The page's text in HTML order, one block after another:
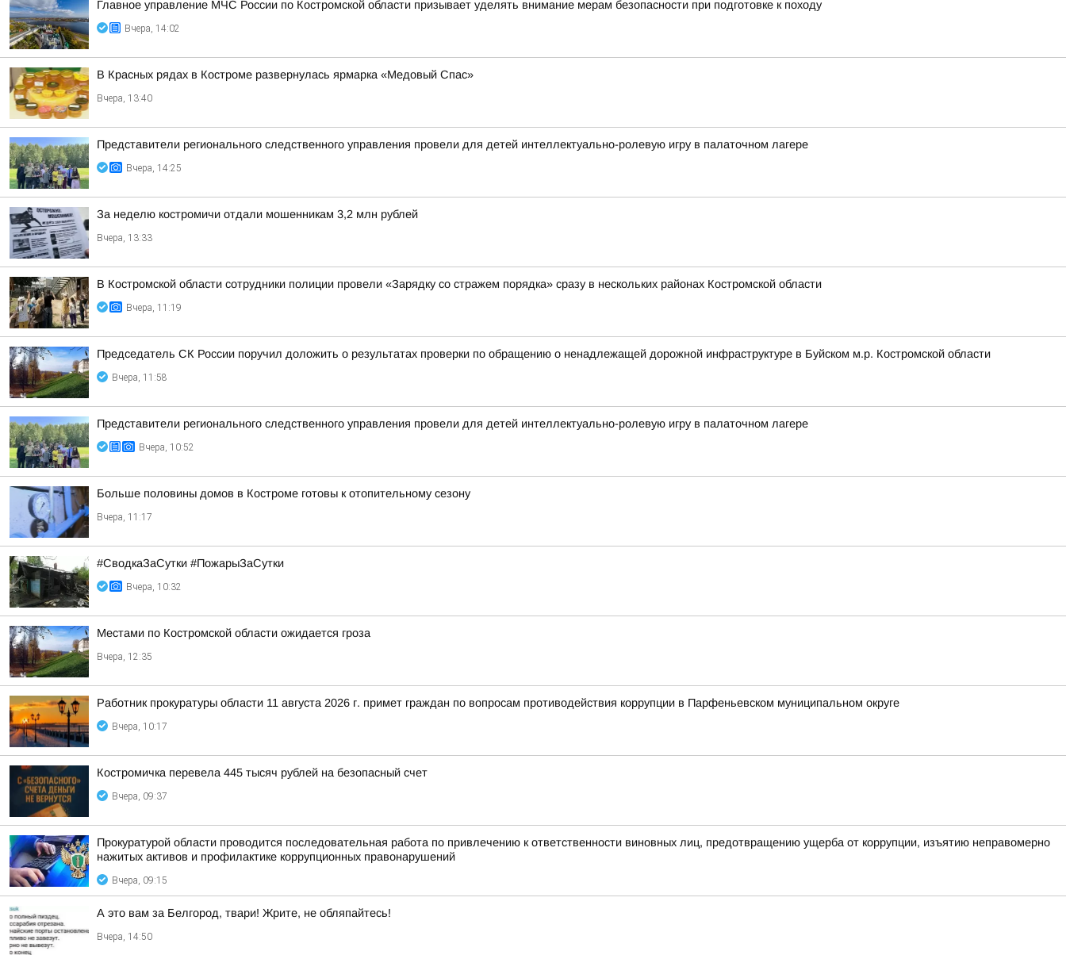
Главное управление МЧС России по Костромской области призывает уделять внимание мерам безопасности при подготовке к походу
Вчера, 14:02
В Красных рядах в Костроме развернулась ярмарка «Медовый Спас»
Вчера, 13:40
Представители регионального следственного управления провели для детей интеллектуально-ролевую игру в палаточном лагере
Вчера, 14:25
За неделю костромичи отдали мошенникам 3,2 млн рублей
Вчера, 13:33
В Костромской области сотрудники полиции провели «Зарядку со стражем порядка» сразу в нескольких районах Костромской области
Вчера, 11:19
Председатель СК России поручил доложить о результатах проверки по обращению о ненадлежащей дорожной инфраструктуре в Буйском м.р. Костромской области
Вчера, 11:58
Представители регионального следственного управления провели для детей интеллектуально-ролевую игру в палаточном лагере
Вчера, 10:52
Больше половины домов в Костроме готовы к отопительному сезону
Вчера, 11:17
#СводкаЗаСутки #ПожарыЗаСутки
Вчера, 10:32
Местами по Костромской области ожидается гроза
Вчера, 12:35
Работник прокуратуры области 11 августа 2026 г. примет граждан по вопросам противодействия коррупции в Парфеньевском муниципальном округе
Вчера, 10:17
Костромичка перевела 445 тысяч рублей на безопасный счет
Вчера, 09:37
Прокуратурой области проводится последовательная работа по привлечению к ответственности виновных лиц, предотвращению ущерба от коррупции, изъятию неправомерно
нажитых активов и профилактике коррупционных правонарушений
Вчера, 09:15
А это вам за Белгород, твари! Жрите, не обляпайтесь!
Вчера, 14:50